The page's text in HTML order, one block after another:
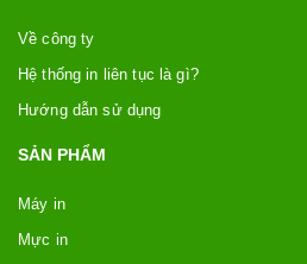
Về công ty
Hệ thống in liên tục là gì?
Hướng dẫn sử dụng
SẢN PHẨM
Máy in
Mực in